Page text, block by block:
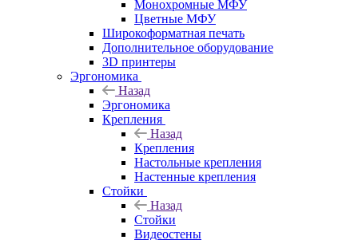
Монохромные МФУ
Цветные МФУ
Широкоформатная печать
Дополнительное оборудование
3D принтеры
Эргономика
Назад
Эргономика
Крепления
Назад
Крепления
Настольные крепления
Настенные крепления
Стойки
Назад
Стойки
Видеостены